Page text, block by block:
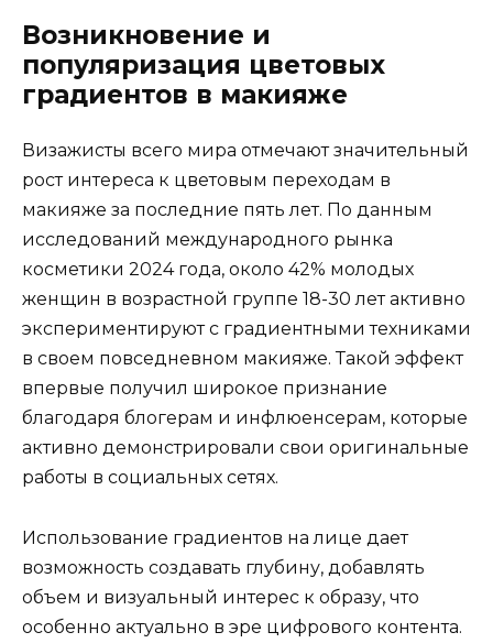
Возникновение и
популяризация цветовых
градиентов в макияже
Визажисты всего мира отмечают значительный
рост интереса к цветовым переходам в
макияже за последние пять лет. По данным
исследований международного рынка
косметики 2024 года, около 42% молодых
женщин в возрастной группе 18-30 лет активно
экспериментируют с градиентными техниками
в своем повседневном макияже. Такой эффект
впервые получил широкое признание
благодаря блогерам и инфлюенсерам, которые
активно демонстрировали свои оригинальные
работы в социальных сетях.
Использование градиентов на лице дает
возможность создавать глубину, добавлять
объем и визуальный интерес к образу, что
особенно актуально в эре цифрового контента.